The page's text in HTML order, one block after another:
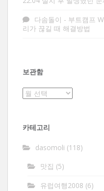
다솜돌이 - 부트캠프
리가 끊길 때 해결방법
보관함
보
카테고리
dasomoli (118)
맛집 (5)
유럽여행2008 (6)